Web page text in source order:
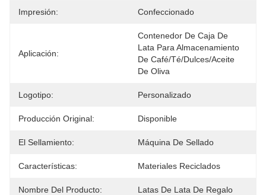
Impresión: Confeccionado
Aplicación:
Contenedor De Caja De
Lata Para Almacenamiento
De Café/té/dulces/aceite
De Oliva
Logotipo: Personalizado
Producción Original: Disponible
El Sellamiento: Máquina De Sellado
Características: Materiales Reciclados
Nombre Del Producto: Latas De Lata De Regalo